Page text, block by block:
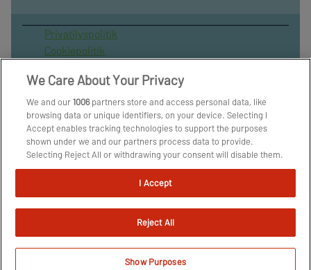
Privatilvspolitik
Cookiepolitik
Vilkår for brug af sitet
Spil ansvarligt
Administrer samtykke
Arkiv
Om os
Skribenter
We Care About Your Privacy
We and our1006partners store and access personal data, like
browsing data or unique identifiers, on your device. Selecting I
Accept enables tracking technologies to support the purposes
shown under we and our partners process data to provide.
Selecting Reject All or withdrawing your consent will disable them.
If trackers are disabled, some content and ads you see may not be
as relevant to you. You can resurface this menu to change your
Preferences link on the bottom of the webpage [or the floating
icon on the bottom-left of the webpage, if applicable]. Your
to our Privacy Policy.
We and our partners process data to provide:
I Accept
Reject All
Show Purposes